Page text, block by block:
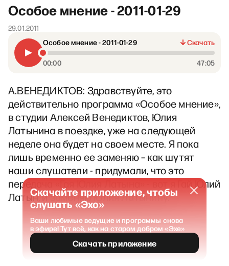
Особое мнение - 2011-01-29
29.01.2011
Особое мнение - 2011-01-29
Скачать
00:00 47:05
А.ВЕНЕДИКТОВ: Здравствуйте, это
действительно программа «Особое мнение»,
в студии Алексей Венедиктов, Юлия
Латынина в поездке, уже на следующей
неделе она будет на своем месте. Я пока
лишь временно ее заменяю – как шутят
наши слушатели - придумали, что это
передача «Гая Юлия Латына» - вот я Гай Юлий
Латын, и заменяю Юлия Латынину.
Скачайте приложение, чтобы
слушать «Эхо»
Ваши любимые ведущие и программы снова
в эфире! Тут всё, как на старом добром «Эхе»
Скачать приложение